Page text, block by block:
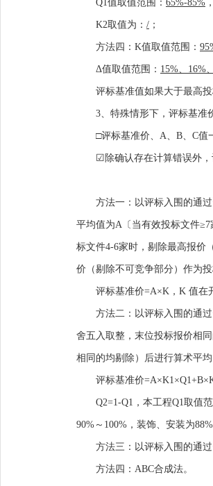
Q1值取值范围： 65%-85%
K2取值为： / ；
方法四： K值取值范围：
Δ值取值范围： 15%、 16%、
评标基准值如果大于最高
3、特殊情形下，评标基准
□评标基准价、 A、 B、 C值
☑ 除确认存在计算错误外，
方法一：以评标入围的通
平均值为A 〔当有效投标文件≥7
标文件4-6家时，剔除最高报价
价 （剔除不可竞争部分） 作为
评标基准价=A×K ， K 值在
方法二：以评标入围的通
舍五入取整，末位投标报价相
相同的均剔除）后进行算术平
评标基准价=A×K1×Q1+B×
Q2=1-Q1 ， 本工程Q1取值
90% ～ 100% ，装饰、安装为88%
方法三：以评标入围的通
方法四： ABC合成法。